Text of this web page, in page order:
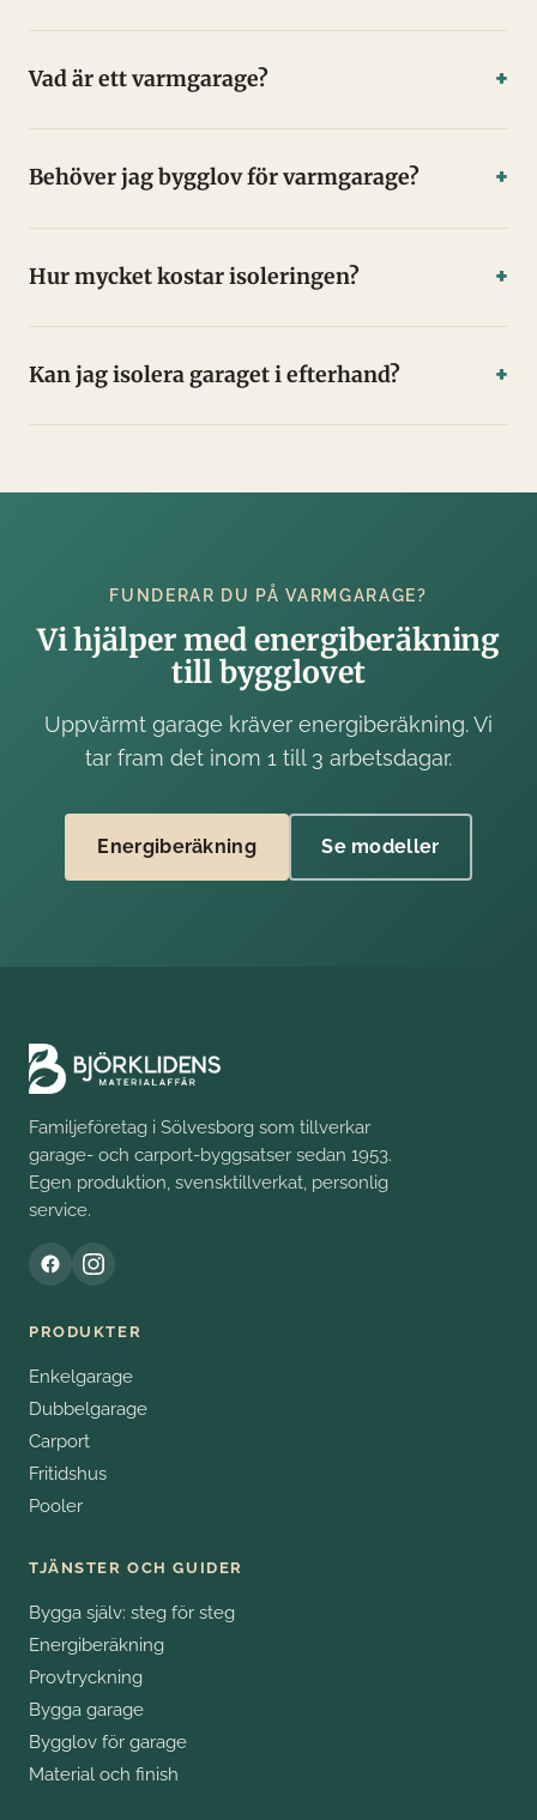
Vad är ett varmgarage?
Behöver jag bygglov för varmgarage?
Hur mycket kostar isoleringen?
Kan jag isolera garaget i efterhand?
FUNDERAR DU PÅ VARMGARAGE?
Vi hjälper med energiberäkning
till bygglovet
Uppvärmt garage kräver energiberäkning. Vi
tar fram det inom 1 till 3 arbetsdagar.
Energiberäkning Se modeller
Familjeföretag i Sölvesborg som tillverkar
garage- och carport-byggsatser sedan 1953.
Egen produktion, svensktillverkat, personlig
service.
PRODUKTER
Enkelgarage
Dubbelgarage
Carport
Fritidshus
Pooler
TJÄNSTER OCH GUIDER
Bygga själv: steg för steg
Energiberäkning
Provtryckning
Bygga garage
Bygglov för garage
Material och finish